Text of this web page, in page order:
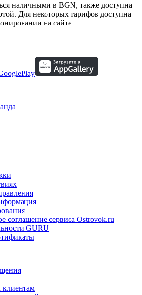
наличными в BGN, также доступна
Для некоторых тарифов доступна
на сайте.
соглашение сервиса Ostrovok.ru
GURU